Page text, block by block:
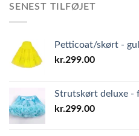
SENEST TILFØJET
Petticoat/skørt - gul
kr.299.00
Strutskørt deluxe -
kr.299.00